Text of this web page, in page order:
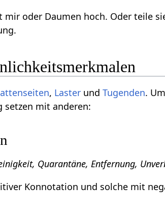
oder Daumen hoch. Oder teile
, Laster undTugenden.
setzen mit anderen:
Quarantäne, Entfernung,
Konnotation und solche mit